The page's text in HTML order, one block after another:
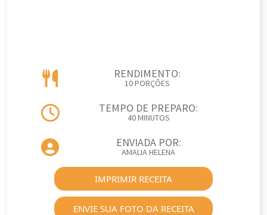
RENDIMENTO:
10 PORÇÕES
TEMPO DE PREPARO:
40 MINUTOS
ENVIADA POR:
AMALIA HELENA
IMPRIMIR RECEITA
ENVIE SUA FOTO DA RECEITA